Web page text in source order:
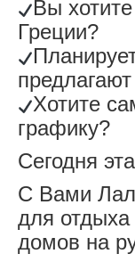
Вы
Греции?
Хотите
графику?
Сегодня
С Вами
для отдыха
домов на